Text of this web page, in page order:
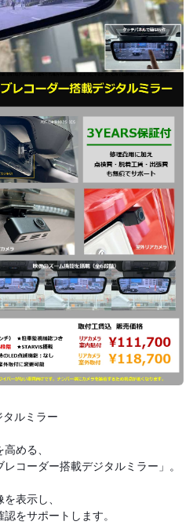
ルミラー
める、
コーダー搭載デジタルミラー」。
表示し、
をサポートします。